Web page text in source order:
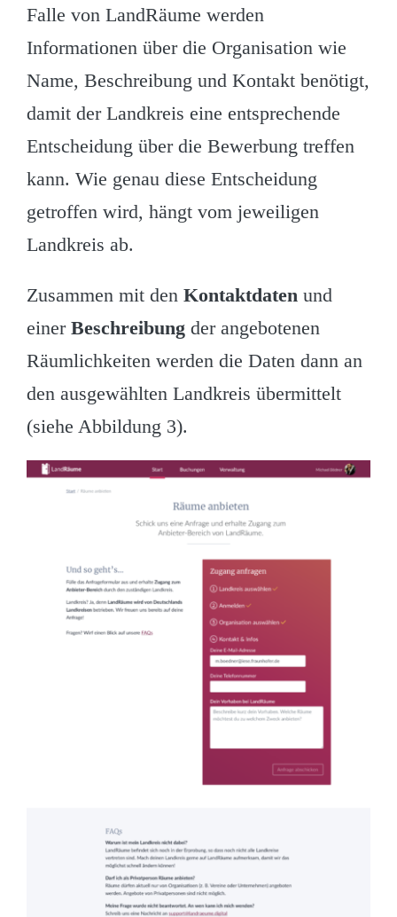
Falle von LandRäume werden
Informationen über die Organisation wie
Name, Beschreibung und Kontakt benötigt,
damit der Landkreis eine entsprechende
Entscheidung über die Bewerbung treffen
kann. Wie genau diese Entscheidung
getroffen wird, hängt vom jeweiligen
Landkreis ab.
Zusammen mit den Kontaktdaten und
einer Beschreibung der angebotenen
Räumlichkeiten werden die Daten dann an
den ausgewählten Landkreis übermittelt
(siehe Abbildung 3).